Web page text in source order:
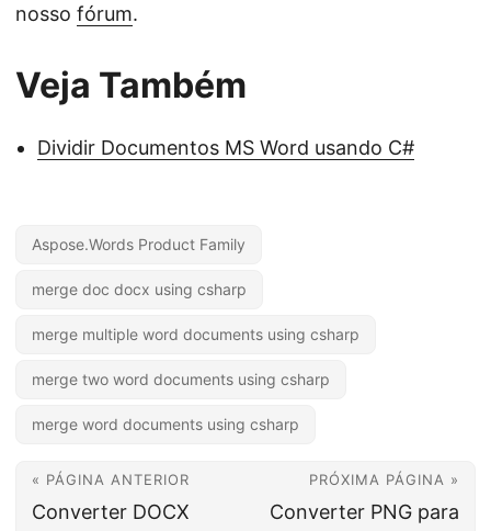
nosso fórum.
Veja Também
Dividir Documentos MS Word usando C#
Aspose.Words Product Family
merge doc docx using csharp
merge multiple word documents using csharp
merge two word documents using csharp
merge word documents using csharp
« PÁGINA ANTERIOR
Converter DOCX
PRÓXIMA PÁGINA »
Converter PNG para